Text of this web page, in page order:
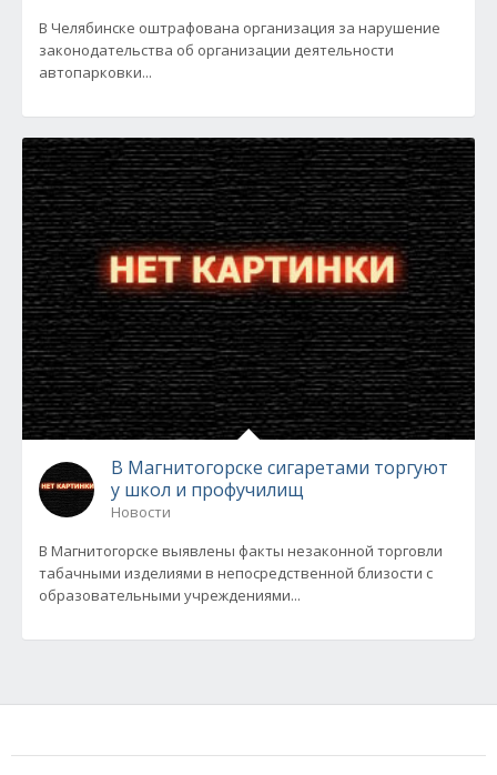
В Челябинске оштрафована организация за нарушение
законодательства об организации деятельности
автопарковки...
В Магнитогорске сигаретами торгуют
у школ и профучилищ
Новости
В Магнитогорске выявлены факты незаконной торговли
табачными изделиями в непосредственной близости с
образовательными учреждениями...